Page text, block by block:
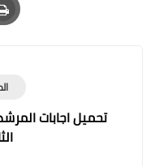
تحميل اجابات